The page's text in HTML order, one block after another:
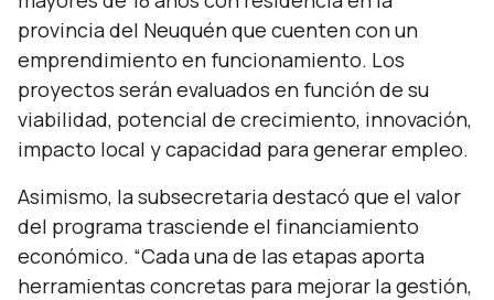
provincia del Neuquén que cuenten con un
emprendimiento en funcionamiento. Los
proyectos serán evaluados en función de su
viabilidad, potencial de crecimiento, innovación,
impacto local y capacidad para generar empleo.
Asimismo, la subsecretaria destacó que el valor
del programa trasciende el financiamiento
económico. “Cada una de las etapas aporta
herramientas concretas para mejorar la gestión,